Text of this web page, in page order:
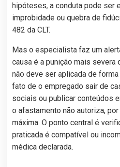
hipóteses, a conduta pode ser
improbidade ou quebra de
482 da CLT.
Mas o especialista faz um
causa é a punição mais severa
não deve ser aplicada de
fato de o empregado sair de
sociais ou publicar conteúdos
o afastamento não autoriza,
máxima. O ponto central é
praticada é compatível ou
médica declarada.